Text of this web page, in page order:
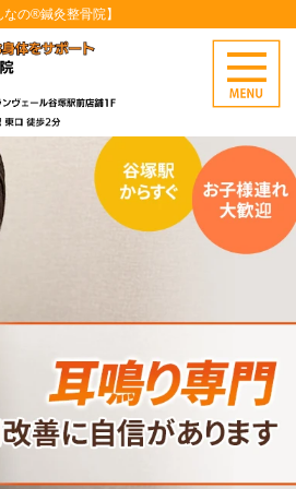
の®鍼灸整骨院】